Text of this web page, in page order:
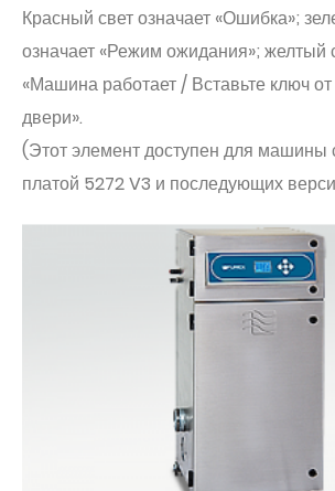
Красный свет означает «Ошибка»;
означает «Режим ожидания»; желтый
«Машина работает / Вставьте ключ
двери».
(Этот элемент доступен для машины
платой 5272 V3 и последующих